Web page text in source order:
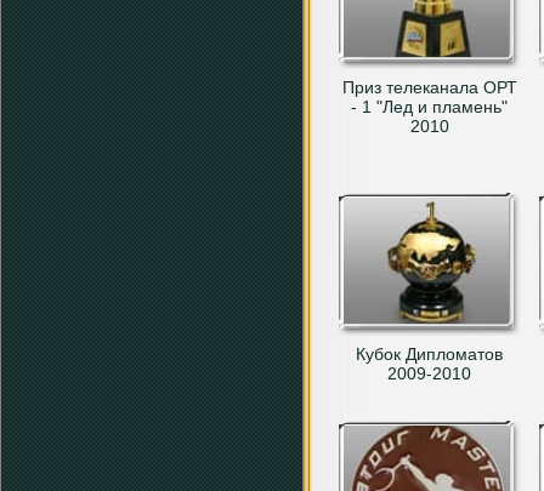
Приз телеканала ОРТ
- 1 "Лед и пламень"
2010
Кубок Дипломатов
2009-2010